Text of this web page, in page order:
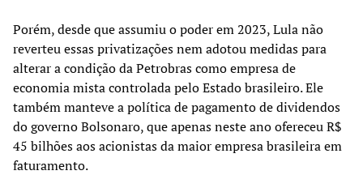
Porém, desde que assumiu o poder em 2023, Lula não
reverteu essas privatizações nem adotou medidas para
alterar a condição da Petrobras como empresa de
economia mista controlada pelo Estado brasileiro. Ele
também manteve a política de pagamento de dividendos
do governo Bolsonaro, que apenas neste ano ofereceu R$
45 bilhões aos acionistas da maior empresa brasileira em
faturamento.